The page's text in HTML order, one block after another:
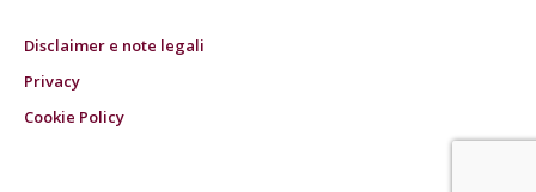
Disclaimer e note legali
Privacy
Cookie Policy